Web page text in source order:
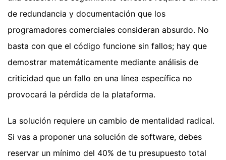
de redundancia y documentación que los
programadores comerciales consideran absurdo. No
basta con que el código funcione sin fallos; hay que
demostrar matemáticamente mediante análisis de
criticidad que un fallo en una línea específica no
provocará la pérdida de la plataforma.
La solución requiere un cambio de mentalidad radical.
Si vas a proponer una solución de software, debes
reservar un mínimo del 40% de tu presupuesto total